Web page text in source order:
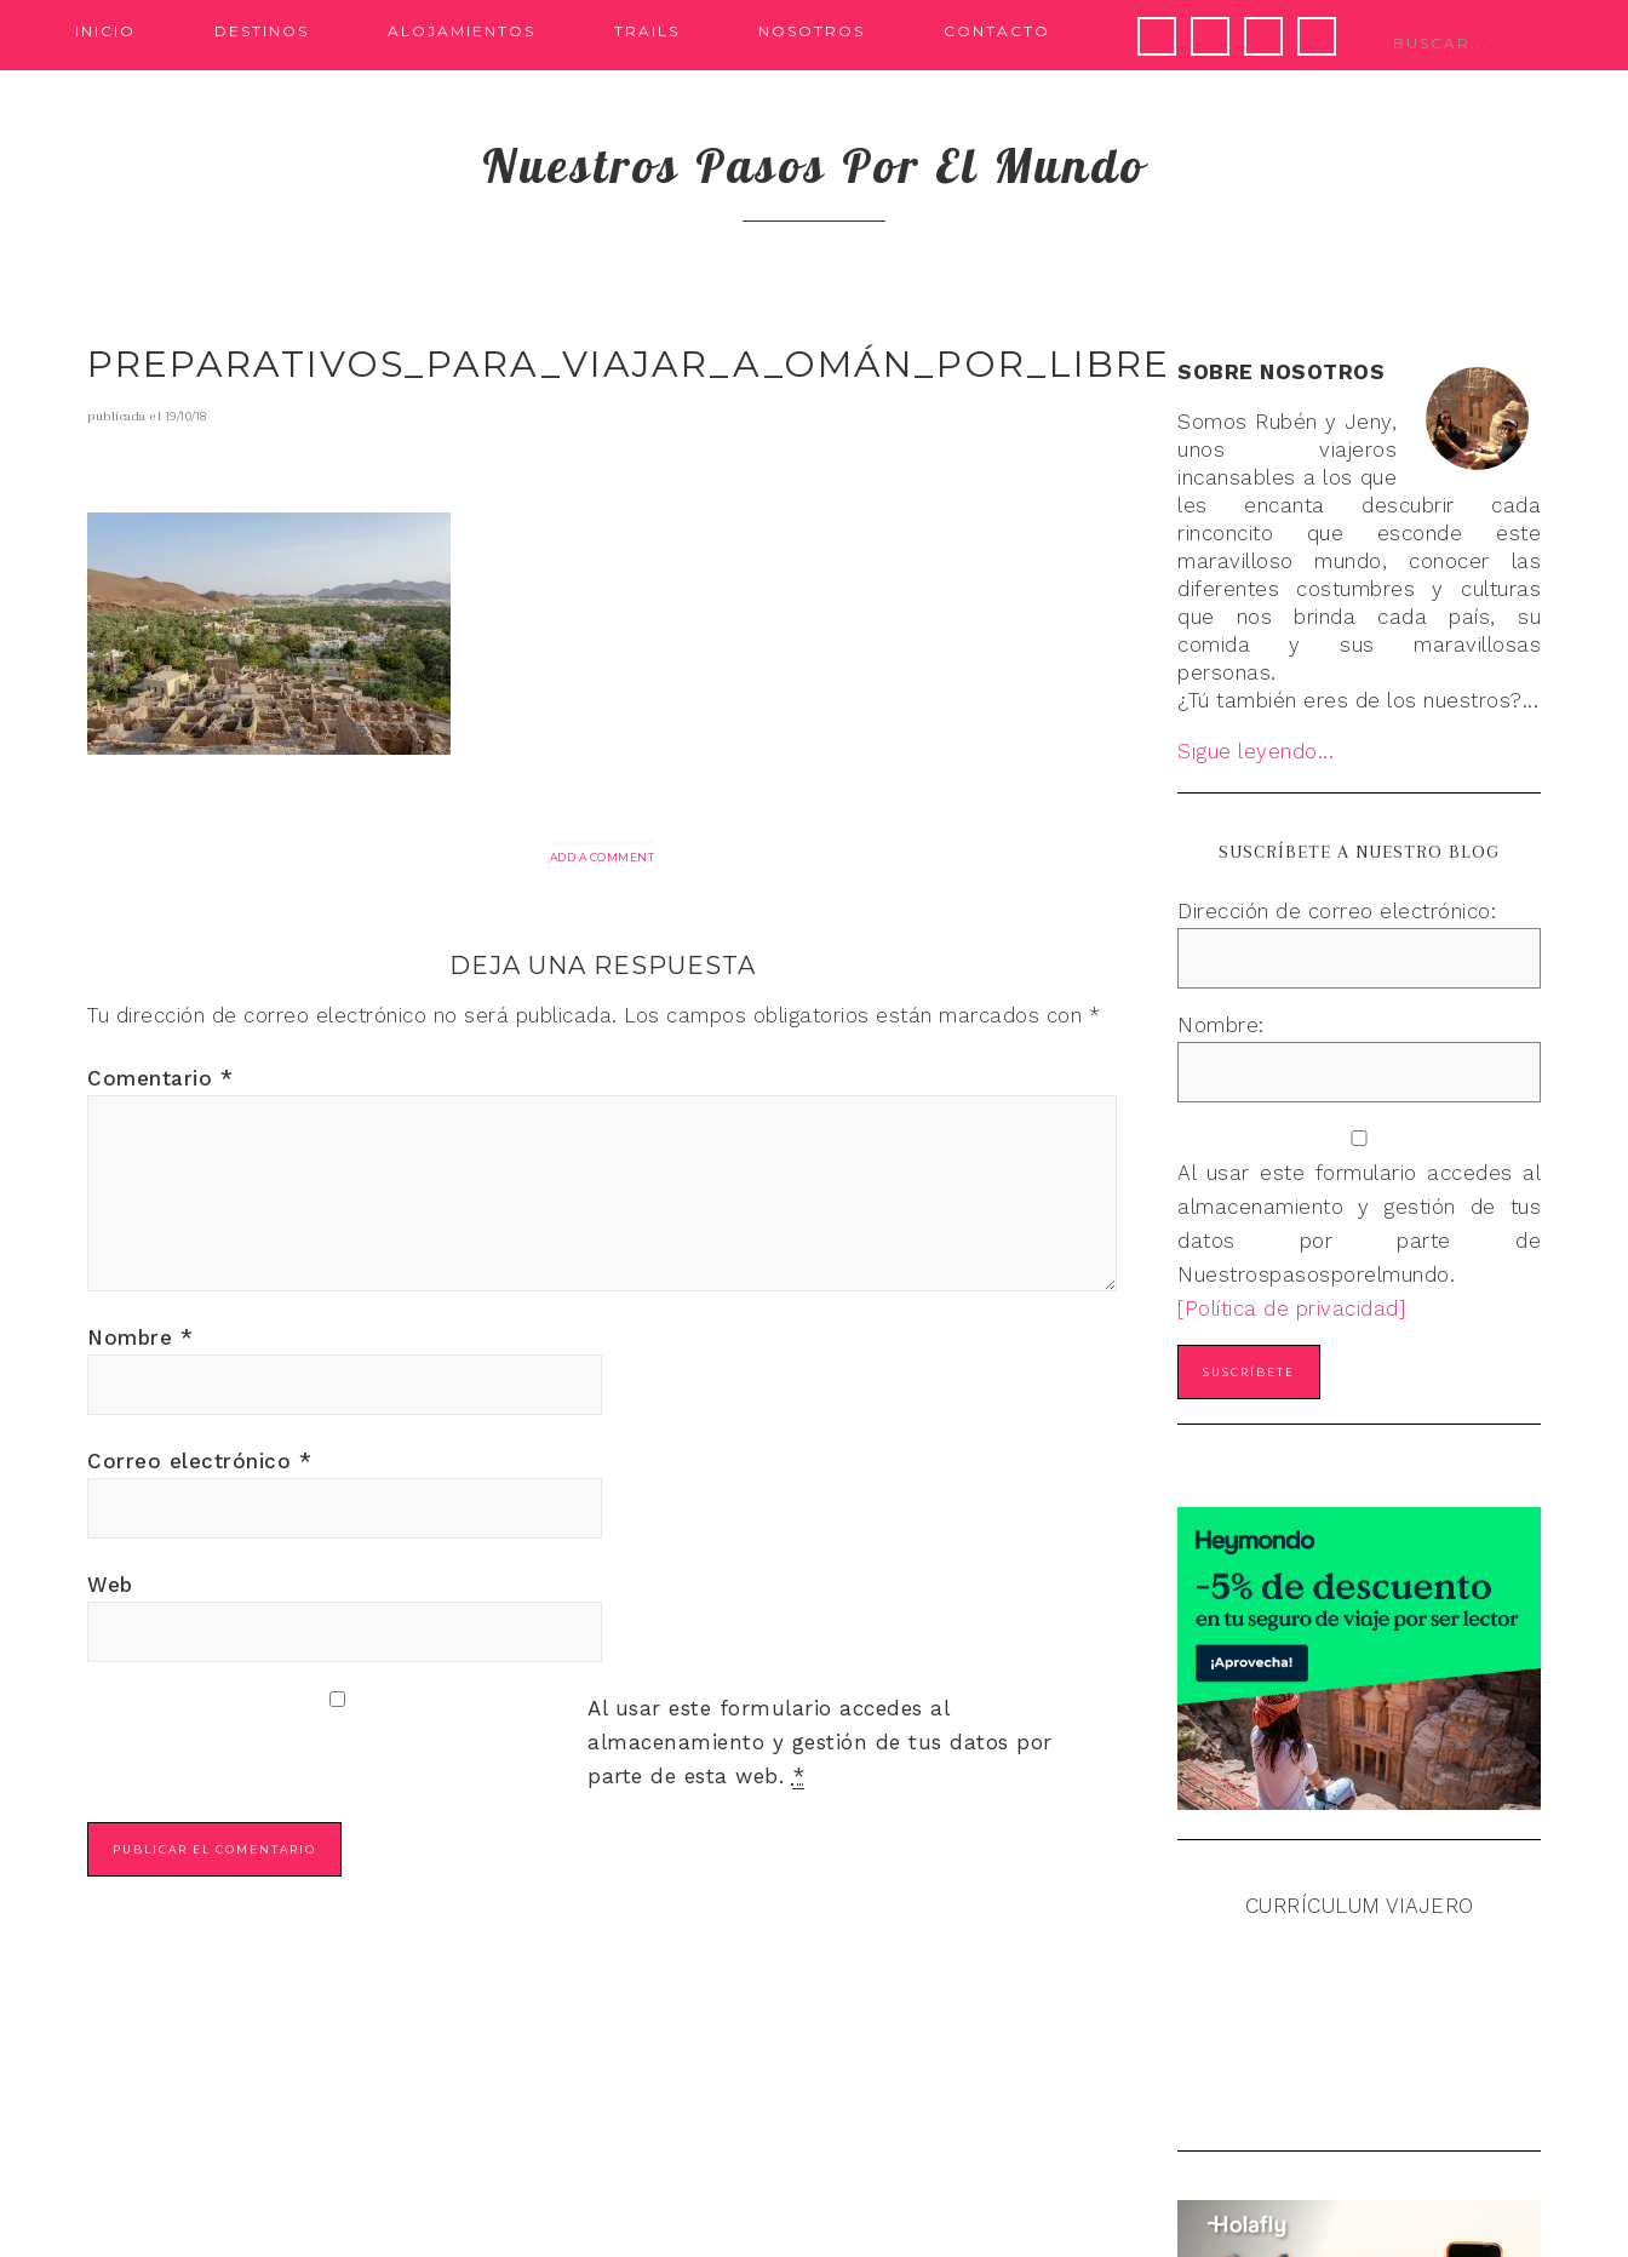
INICIO DESTINOS ALOJAMIENTOS TRAILS NOSOTROS CONTACTO
Nuestros Pasos Por El Mundo
PREPARATIVOS_PARA_VIAJAR_A_OMÁN_POR_LIBRE
publicada el19/10/18
ADD A COMMENT
DEJA UNA RESPUESTA
Tu dirección de correo electrónico no será publicada. Los campos obligatorios están marcados con *
Comentario *
Nombre *
Correo electrónico *
Web
Al usar este formulario accedes al
almacenamiento y gestión de tus datos por
parte de esta web. *
SOBRE NOSOTROS
Somos Rubén y Jeny,
unos viajeros
incansables a los que
les encanta descubrir cada
rinconcito que esconde este
maravilloso mundo, conocer las
diferentes costumbres y culturas
que nos brinda cada país, su
comida y sus maravillosas
personas.
¿Tú también eres de los nuestros?...
Sigue leyendo...
SUSCRÍBETE A NUESTRO BLOG
Dirección de correo electrónico:
Nombre:
Al usar este formulario accedes al
almacenamiento y gestión de tus
datos por parte de
Nuestrospasosporelmundo.
[Política de privacidad]
CURRÍCULUM VIAJERO